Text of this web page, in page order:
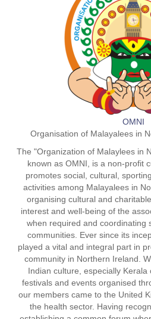
OMNI
Organisation of Malayalees in
The "Organization of Malaylees in
known as OMNI, is a non-profit
promotes social, cultural,
activities among Malayalees in
organising cultural and
interest and well-being of the
when required and coordinating
communities. Ever since its
played a vital and integral part in
community in Northern Ireland.
Indian culture, especially
festivals and events organised
our members came to the United
the health sector. Having